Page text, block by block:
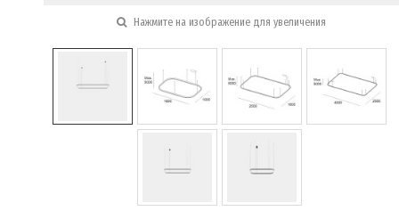
Нажмите на изображение для увеличения